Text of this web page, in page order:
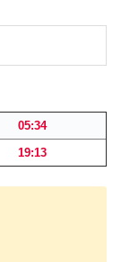
05:34
19:13